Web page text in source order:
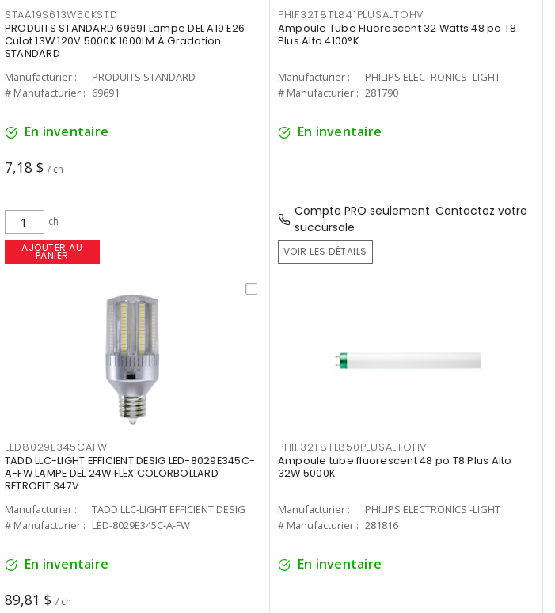
STAA19S613W50KSTD
PRODUITS STANDARD 69691 Lampe DEL A19 E26
Culot 13W 120V 5000K 1600LM À Gradation
STANDARD
Manufacturier :
PRODUITS STANDARD
# Manufacturier : 69691
En inventaire
7,18 $ / ch
ch
AJOUTER AU
PANIER
PHIF32T8TL841PLUSALTOHV
Ampoule Tube Fluorescent 32 Watts 48 po T8
Plus Alto 4100°K
Manufacturier :
PHILIPS ELECTRONICS -LIGHT
# Manufacturier : 281790
En inventaire
Compte PRO seulement. Contactez votre
succursale
VOIR LES DÉTAILS
LED8029E345CAFW
TADD LLC-LIGHT EFFICIENT DESIG LED-8029E345C-
A-FW LAMPE DEL 24W FLEX COLORBOLLARD
RETROFIT 347V
Manufacturier :
TADD LLC-LIGHT EFFICIENT DESIG
# Manufacturier : LED-8029E345C-A-FW
En inventaire
89,81 $ / ch
PHIF32T8TL850PLUSALTOHV
Ampoule tube fluorescent 48 po T8 Plus Alto
32W 5000K
Manufacturier :
PHILIPS ELECTRONICS -LIGHT
# Manufacturier : 281816
En inventaire